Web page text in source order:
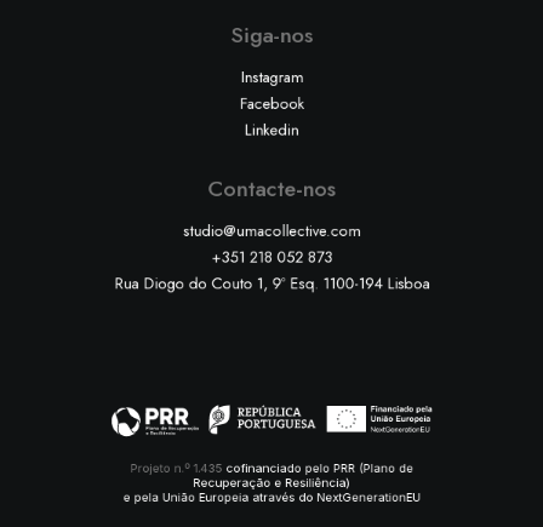
Siga-nos
Instagram
Facebook
Linkedin
Contacte-nos
studio@umacollective.com
+351 218 052 873
Rua Diogo do Couto 1, 9º Esq. 1100-194 Lisboa
Projeto n.º 1.435 cofinanciado pelo PRR (Plano de
Recuperação e Resiliência)
e pela União Europeia através do NextGenerationEU